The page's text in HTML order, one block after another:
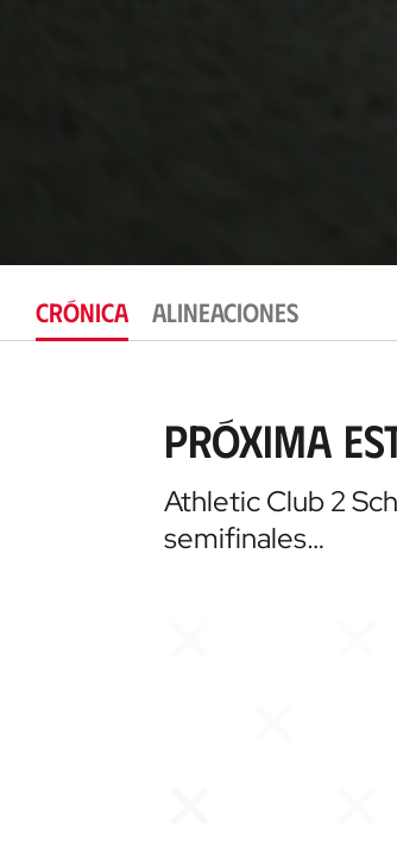
CRÓNICA ALINEACIONES
Próxima
Athletic Club 2
semifinales…